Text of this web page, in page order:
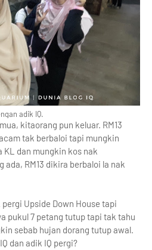
adik IQ.
kitaorang pun keluar. RM13
tak berbaloi tapi mungkin
KL dan mungkin kos nak
RM13 dikira berbaloi la nak
Upside Down House tapi
pukul 7 petang tutup tapi tak tahu
sebab hujan dorang tutup awal.
dan adik IQ pergi?